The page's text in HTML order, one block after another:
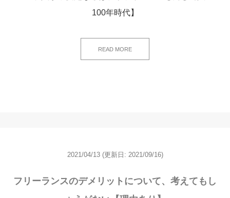
100年時代】
READ MORE
2021/04/13 (更新日: 2021/09/16)
フリーランスのデメリットについて、考えてもし